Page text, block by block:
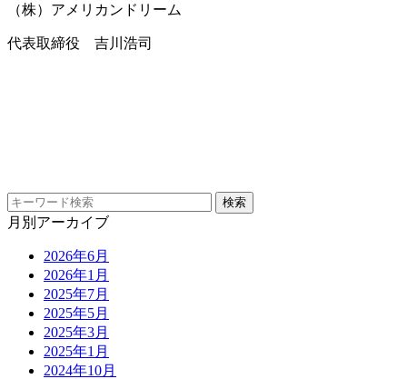
（株）アメリカンドリーム
代表取締役 吉川浩司
月別アーカイブ
2026年6月
2026年1月
2025年7月
2025年5月
2025年3月
2025年1月
2024年10月